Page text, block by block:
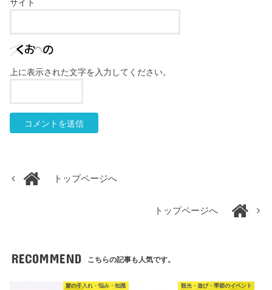
サイト
上に表示された文字を入力してください。
トップページへ
トップページへ
RECOMMEND こちらの記事も人気です。
髪の手入れ・悩み・知識 観光・遊び・季節のイベント